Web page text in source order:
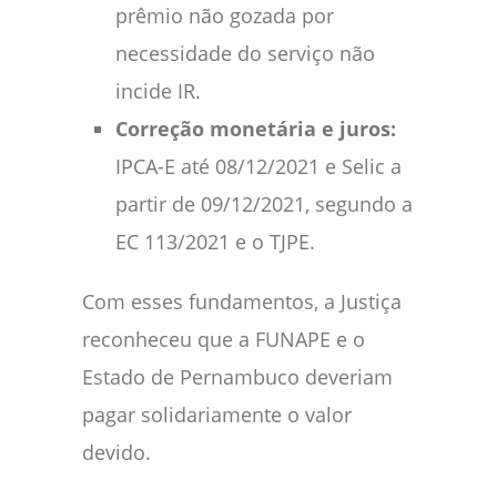
prêmio não gozada por
necessidade do serviço não
incide IR.
Correção monetária e juros:
IPCA-E até 08/12/2021 e Selic a
partir de 09/12/2021, segundo a
EC 113/2021 e o TJPE.
Com esses fundamentos, a Justiça
reconheceu que a FUNAPE e o
Estado de Pernambuco deveriam
pagar solidariamente o valor
devido.